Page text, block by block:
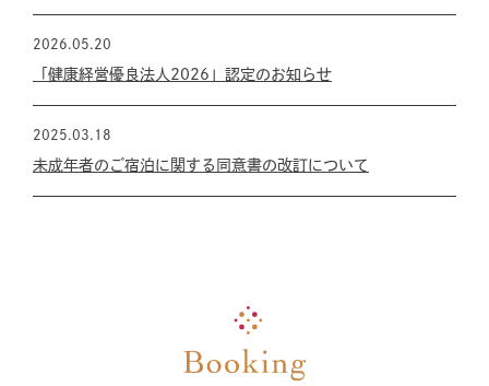
2026.05.20
「健康経営優良法人2026」認定のお知らせ
2025.03.18
未成年者のご宿泊に関する同意書の改訂について